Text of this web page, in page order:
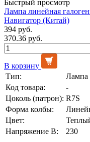
Быстрый просмотр
Лампа линейная
Навигатор (Китай)
394 руб.
370.36 руб.
В корзину
Тип:
Лампа
Код товара:
-
Цоколь (патрон): R7S
Форма колбы:
Цвет:
Напряжение В:
230